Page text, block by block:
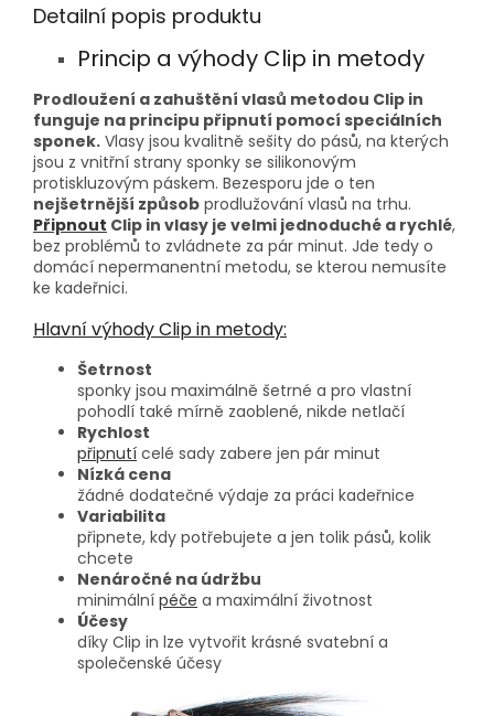
Detailní popis produktu
Princip a výhody Clip in metody
Prodloužení a zahuštění vlasů metodou Clip in
funguje na principu připnutí pomocí speciálních
sponek. Vlasy jsou kvalitně sešity do pásů, na kterých
jsou z vnitřní strany sponky se silikonovým
protiskluzovým páskem. Bezesporu jde o ten
nejšetrnější způsob prodlužování vlasů na trhu.
Připnout Clip in vlasy je velmi jednoduché a rychlé,
bez problémů to zvládnete za pár minut. Jde tedy o
domácí nepermanentní metodu, se kterou nemusíte
ke kadeřnici.
Hlavní výhody Clip in metody:
Šetrnost
sponky jsou maximálně šetrné a pro vlastní
pohodlí také mírně zaoblené, nikde netlačí
Rychlost
připnutí celé sady zabere jen pár minut
Nízká cena
žádné dodatečné výdaje za práci kadeřnice
Variabilita
připnete, kdy potřebujete a jen tolik pásů, kolik
chcete
Nenáročné na údržbu
minimální péče a maximální životnost
Účesy
díky Clip in lze vytvořit krásné svatební a
společenské účesy